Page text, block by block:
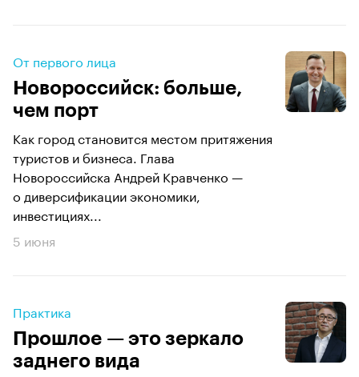
От первого лица
Новороссийск: больше,
чем порт
Как город становится местом притяжения
туристов и бизнеса. Глава
Новороссийска Андрей Кравченко —
о диверсификации экономики,
инвестициях...
5 июня
Практика
Прошлое — это зеркало
заднего вида